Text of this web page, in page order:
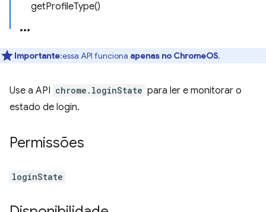
getProfileType()
Importante:essa API funciona apenas no ChromeOS.
Use a API chrome.loginState para ler e monitorar o
estado de login.
Permissões
loginState